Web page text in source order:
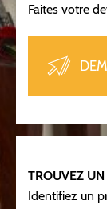
Faites votre
TROUVEZ
Identifiez un